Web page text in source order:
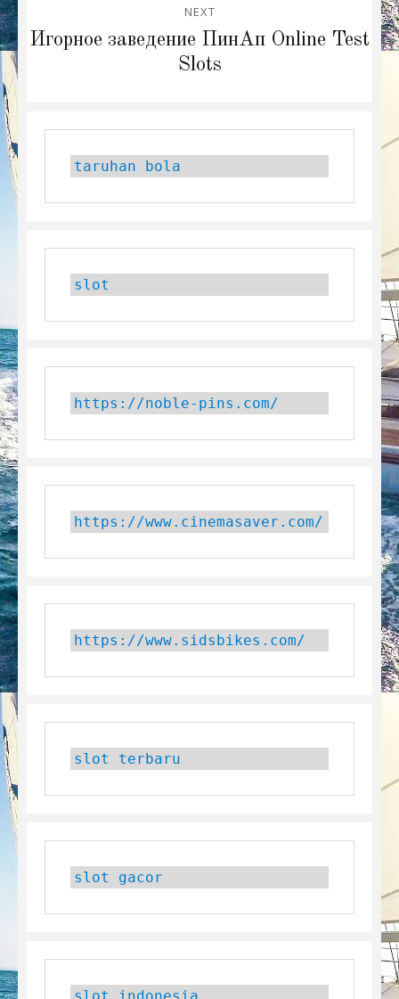
NEXT
Next
Игорное заведение ПинАп Online Test
Slots
taruhan bola
slot
https://noble-pins.com/
https://www.cinemasaver.com/
https://www.sidsbikes.com/
slot terbaru
slot gacor